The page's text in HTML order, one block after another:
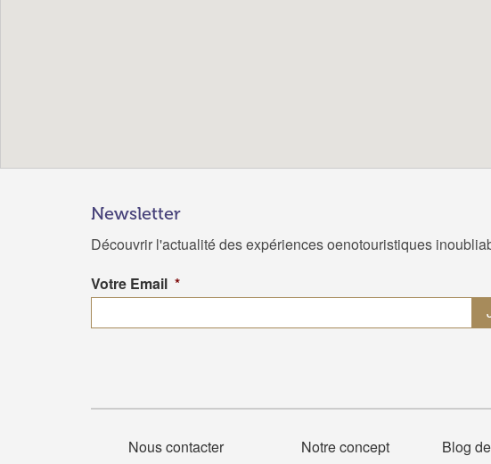
Newsletter
Découvrir l'actualité des expériences oenotouristiques
Votre Email *
Nous contacter Notre concept Blog